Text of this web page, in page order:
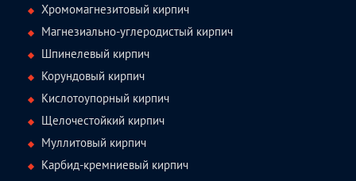
Хромомагнезитовый кирпич
Магнезиально-углеродистый кирпич
Шпинелевый кирпич
Корундовый кирпич
Кислотоупорный кирпич
Щелочестойкий кирпич
Муллитовый кирпич
Карбид-кремниевый кирпич